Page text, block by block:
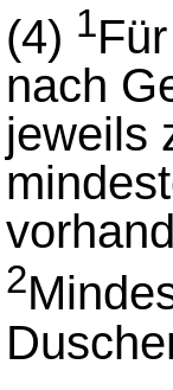
(4) 1
nach
jeweils
2